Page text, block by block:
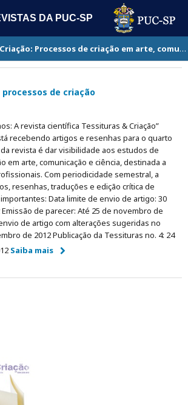
Tessituras & Criação: Processos de criação em arte, comunicação e ciência
de criação
A revista científica Tessituras & Criação”
recebendo artigos e resenhas para o quarto
revista é dar visibilidade aos estudos de
em arte, comunicação e ciência, destinada a
Com periodicidade semestral, a
resenhas, traduções e edição crítica de
Data limite de envio de artigo: 30
de parecer: Até 25 de novembro de
de artigo com alterações sugeridas no
de 2012 Publicação da Tessituras no. 4: 24
Saiba mais
DA PUC-SP